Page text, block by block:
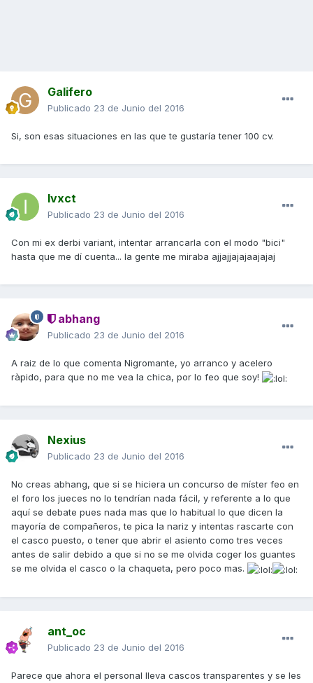
Galifero
Publicado 23 de Junio del 2016
Si, son esas situaciones en las que te gustaría tener 100 cv.
Ivxct
Publicado 23 de Junio del 2016
Con mi ex derbi variant, intentar arrancarla con el modo "bici"
hasta que me dí cuenta... la gente me miraba ajjajjajajaajajaj
abhang
Publicado 23 de Junio del 2016
A raiz de lo que comenta Nigromante, yo arranco y acelero
ràpido, para que no me vea la chica, por lo feo que soy!
Nexius
Publicado 23 de Junio del 2016
No creas abhang, que si se hiciera un concurso de míster feo en
el foro los jueces no lo tendrían nada fácil, y referente a lo que
aquí se debate pues nada mas que lo habitual lo que dicen la
mayoría de compañeros, te pica la nariz y intentas rascarte con
el casco puesto, o tener que abrir el asiento como tres veces
antes de salir debido a que si no se me olvida coger los guantes
se me olvida el casco o la chaqueta, pero poco mas.
ant_oc
Publicado 23 de Junio del 2016
Parece que ahora el personal lleva cascos transparentes y se les